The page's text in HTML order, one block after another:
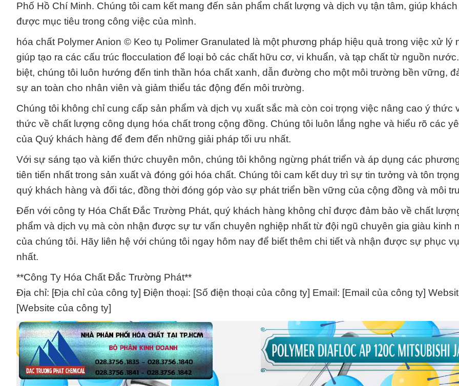
Phố Hồ Chí Minh. Chúng tôi cam kết mang đến sản phẩm chất lượng và dịch vụ tận tâm, giúp
được mục tiêu trong công việc của mình.
hóa chất Polymer Anion © Keo tụ Polimer Granulated là một phương pháp hiệu quả trong việc xử lý
giúp tạo ra các cấu trúc flocculation để loại bỏ các chất hữu cơ, vi khuẩn, và tạp chất từ nguồn
biệt, chúng tôi luôn hướng đến tinh thần hóa chất xanh, dẫn đường cho một môi trường bền vững,
sự an toàn cho nhân viên và giảm thiểu tác động đến môi trường.
Chúng tôi không chỉ cung cấp sản phẩm và dịch vụ xuất sắc mà còn coi trọng việc nâng cao ý thức
thức về chất lượng công dụng hóa chất trong cộng đồng. Chúng tôi luôn lắng nghe và hiểu rõ các
của Quý khách hàng để đem đến những giải pháp tối ưu nhất.
Với sự sáng tạo và kiến thức chuyên môn, chúng tôi không ngừng phát triển và áp dụng các
tiên tiến nhất trong sản xuất và đóng gói hóa chất. Chúng tôi cam kết duy trì sự tin tưởng và tôn
quý khách hàng và đối tác, đồng thời đóng góp vào sự phát triển bền vững của cộng đồng và môi
Đến với công ty Hóa Chất Đắc Trường Phát, quý khách hàng không chỉ được đảm bảo về chất
phẩm và dịch vụ mà còn nhận được sự tư vấn chuyên nghiệp nhất từ đội ngũ chuyên gia giàu kinh
của chúng tôi. Hãy liên hệ với chúng tôi ngay hôm nay để biết thêm chi tiết và nhận được sự phục
nhất.
**Công Ty Hóa Chất Đắc Trường Phát**
Địa chỉ: [Địa chỉ của công ty] Điện thoại: [Số điện thoại của công ty] Email: [Email của công ty]
[Website của công ty]